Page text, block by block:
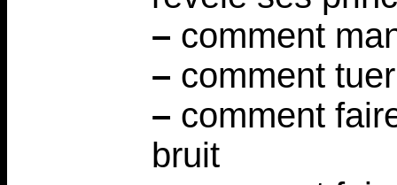
– comment
– comment
– comment
bruit